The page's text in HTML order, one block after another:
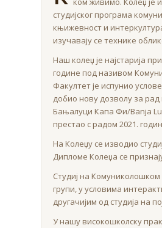
студијског програма
књижевност и
изучавају се технике
Наш колеџ је најстарија
године под називом
Факултет је испунио
добио нову дозволу за
Бањалуци Капа Фи/Banja
престао с радом 2021.
На Колеџу се изводио
Дипломе Колеџа се
Студиј на
групи, у условима
другачијим од студија на
У нашу високошколску